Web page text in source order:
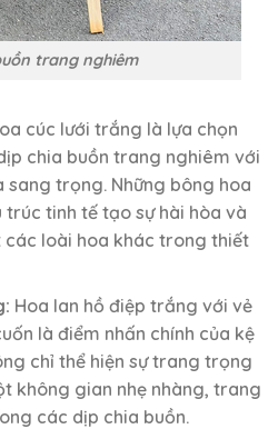
trang nghiêm
cúc lưới trắng là lựa chọn
chia buồn trang nghiêm với
sang trọng. Những bông hoa
tinh tế tạo sự hài hòa và
loài hoa khác trong thiết
Hoa lan hồ điệp trắng với vẻ
là điểm nhấn chính của kệ
chỉ thể hiện sự trang trọng
không gian nhẹ nhàng, trang
các dịp chia buồn.